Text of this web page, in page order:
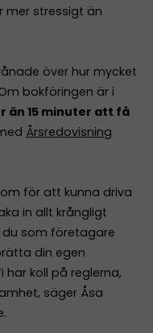
mer stressigt än
över hur mycket
bokföringen är i
än 15 minuter att få
Årsredovisning
för att kunna driva
in allt krångligt
som företagare
din egen
har koll på reglerna,
säger Åsa